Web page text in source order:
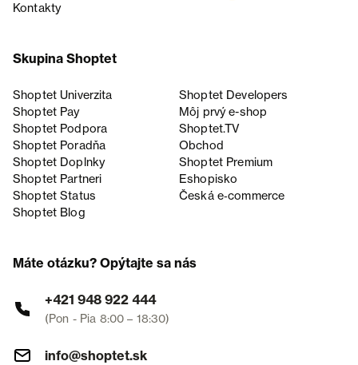
Kontakty
Skupina Shoptet
Shoptet Univerzita
Shoptet Developers
Shoptet Pay
Môj prvý e-shop
Shoptet Podpora
Shoptet.TV
Shoptet Poradňa
Obchod
Shoptet Doplnky
Shoptet Premium
Shoptet Partneri
Eshopisko
Shoptet Status
Česká e‑commerce
Shoptet Blog
Máte otázku? Opýtajte sa nás
+421 948 922 444
(Pon - Pia 8:00 – 18:30)
info@shoptet.sk